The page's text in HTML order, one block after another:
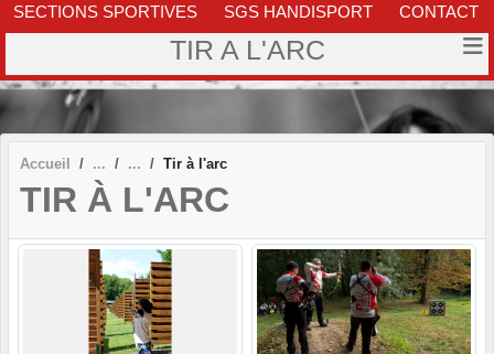
SECTIONS SPORTIVES SGS HANDISPORT CONTACT
TIR A L'ARC
Accueil Tir à l'arc
TIR À L'ARC